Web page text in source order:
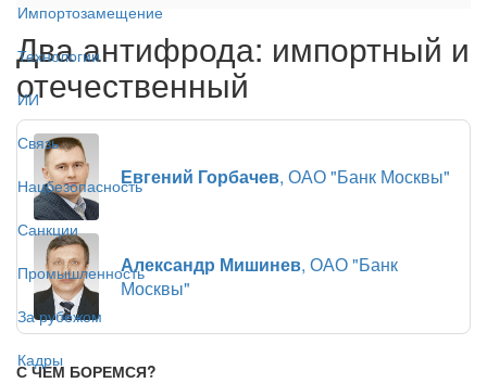
Импортозамещение
Технологии
ИИ
Связь
Нацбезопасность
Санкции
Промышленность
За рубежом
Кадры
Два антифрода: импортный и
отечественный
Евгений Горбачев, ОАО "Банк Москвы"
Александр Мишинев, ОАО "Банк
Москвы"
С ЧЕМ БОРЕМСЯ?